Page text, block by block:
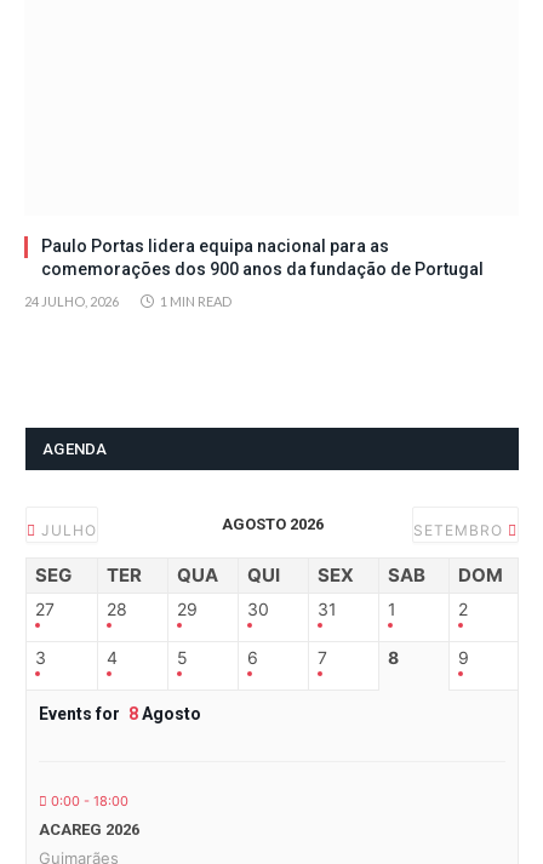
Paulo Portas lidera equipa nacional para as
comemorações dos 900 anos da fundação de Portugal
24 JULHO, 2026 1 MIN READ
AGENDA
JULHO AGOSTO 2026 SETEMBRO
SEG TER QUA QUI SEX SAB DOM
27 28 29 30 31 1 2
3 4 5 6 7 8 9
Events for 8Agosto
0:00 - 18:00
ACAREG 2026
Guimarães